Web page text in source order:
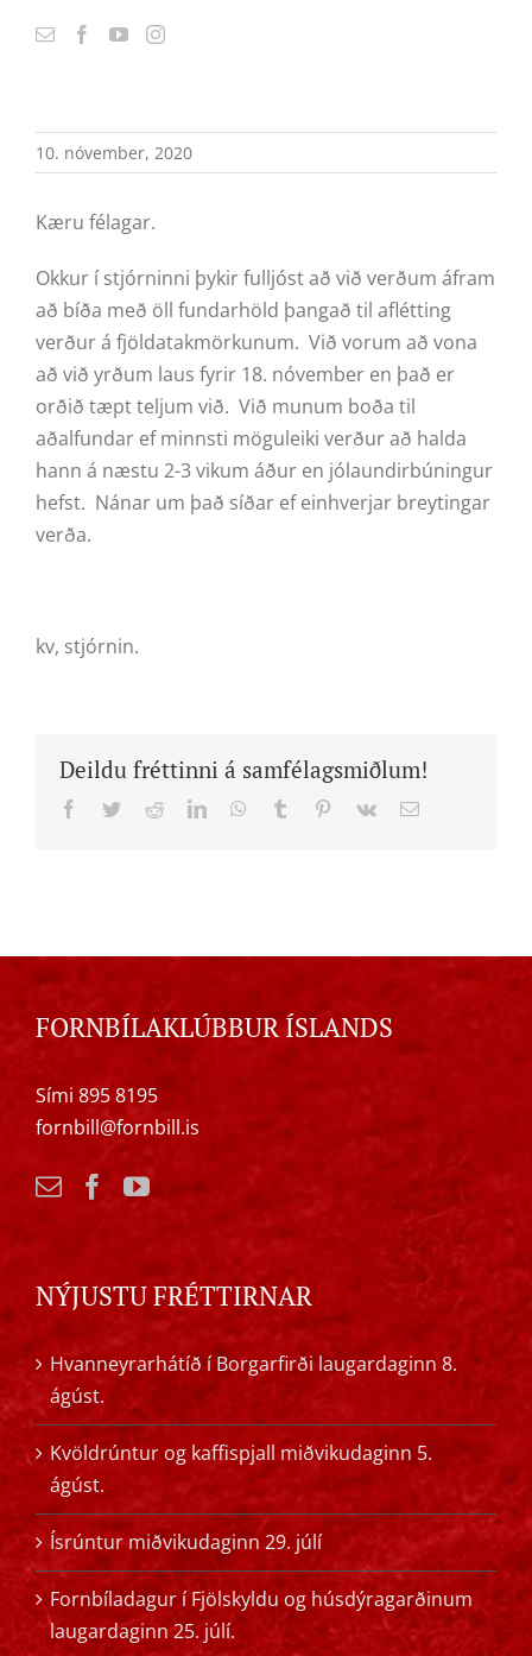
10. nóvember, 2020
Kæru félagar.
Okkur í stjórninni þykir fulljóst að við verðum áfram
að bíða með öll fundarhöld þangað til aflétting
verður á fjöldatakmörkunum. Við vorum að vona
að við yrðum laus fyrir 18. nóvember en það er
orðið tæpt teljum við. Við munum boða til
aðalfundar ef minnsti möguleiki verður að halda
hann á næstu 2-3 vikum áður en jólaundirbúningur
hefst. Nánar um það síðar ef einhverjar breytingar
verða.
kv, stjórnin.
Deildu fréttinni á samfélagsmiðlum!
Facebook
TwitterRedditLinkedInWhatsApp
Tumblr Pinterest
Vk Email
FORNBÍLAKLÚBBUR ÍSLANDS
Sími 895 8195
fornbill@fornbill.is
NÝJUSTU FRÉTTIRNAR
Hvanneyrarhátíð í Borgarfirði laugardaginn 8.
ágúst.
Kvöldrúntur og kaffispjall miðvikudaginn 5.
ágúst.
Ísrúntur miðvikudaginn 29. júlí
Fornbíladagur í Fjölskyldu og húsdýragarðinum
laugardaginn 25. júlí.